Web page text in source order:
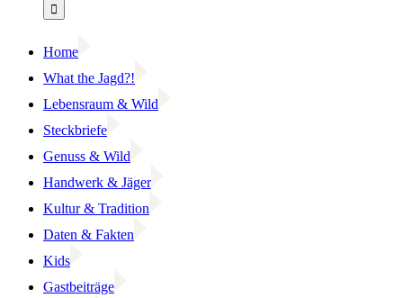
Home
What the Jagd?!
Lebensraum & Wild
Steckbriefe
Genuss & Wild
Handwerk & Jäger
Kultur & Tradition
Daten & Fakten
Kids
Gastbeiträge